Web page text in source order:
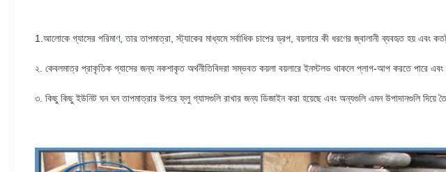
1.আলোকে গ্যাসের পরিমাণ, তার তাপমাত্রা, স্ট্যাকের মাধ্যমে সর্বাধিক চাপের ড্রপ, বয়লারে কী ধরণের জ্বালানী ব্যবহৃত হয়
২. কেবলমাত্র প্রাকৃতিক গ্যাসের জন্য নকশাকৃত অর্থনীতিবিদরা সম্ভবত কয়লা বয়লারে ইনস্টলড থাকলে প্লাগ-আপ করতে পারে এবং
৩. কিছু কিছু ইউনিট ঘন ঘন তাপমাত্রার উপরে ফ্লু গ্যাসগুলি রাখার জন্য ডিজাইন করা হয়েছে এবং অন্যগুলি এমন উপাদানগুলি দিয়ে